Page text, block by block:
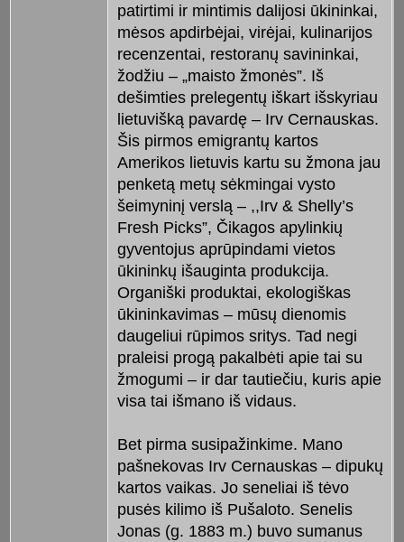
patirtimi ir mintimis dalijosi ūkininkai,
mėsos apdirbėjai, virėjai, kulinarijos
recenzentai, restoranų savininkai,
žodžiu – „maisto žmonės”. Iš
dešimties prelegentų iškart išskyriau
lietuvišką pavardę – Irv Cernauskas.
Šis pirmos emigrantų kartos
Amerikos lietuvis kartu su žmona jau
penketą metų sėkmingai vysto
šeimyninį verslą – ,,Irv & Shelly’s
Fresh Picks”, Čikagos apylinkių
gyventojus aprūpindami vietos
ūkininkų išauginta produkcija.
Organiški produktai, ekologiškas
ūkininkavimas – mūsų dienomis
daugeliui rūpimos sritys. Tad negi
praleisi progą pakalbėti apie tai su
žmogumi – ir dar tautiečiu, kuris apie
visa tai išmano iš vidaus.
Bet pirma susipažinkime. Mano
pašnekovas Irv Cernauskas – dipukų
kartos vaikas. Jo seneliai iš tėvo
pusės kilimo iš Pušaloto. Senelis
Jonas (g. 1883 m.) buvo sumanus